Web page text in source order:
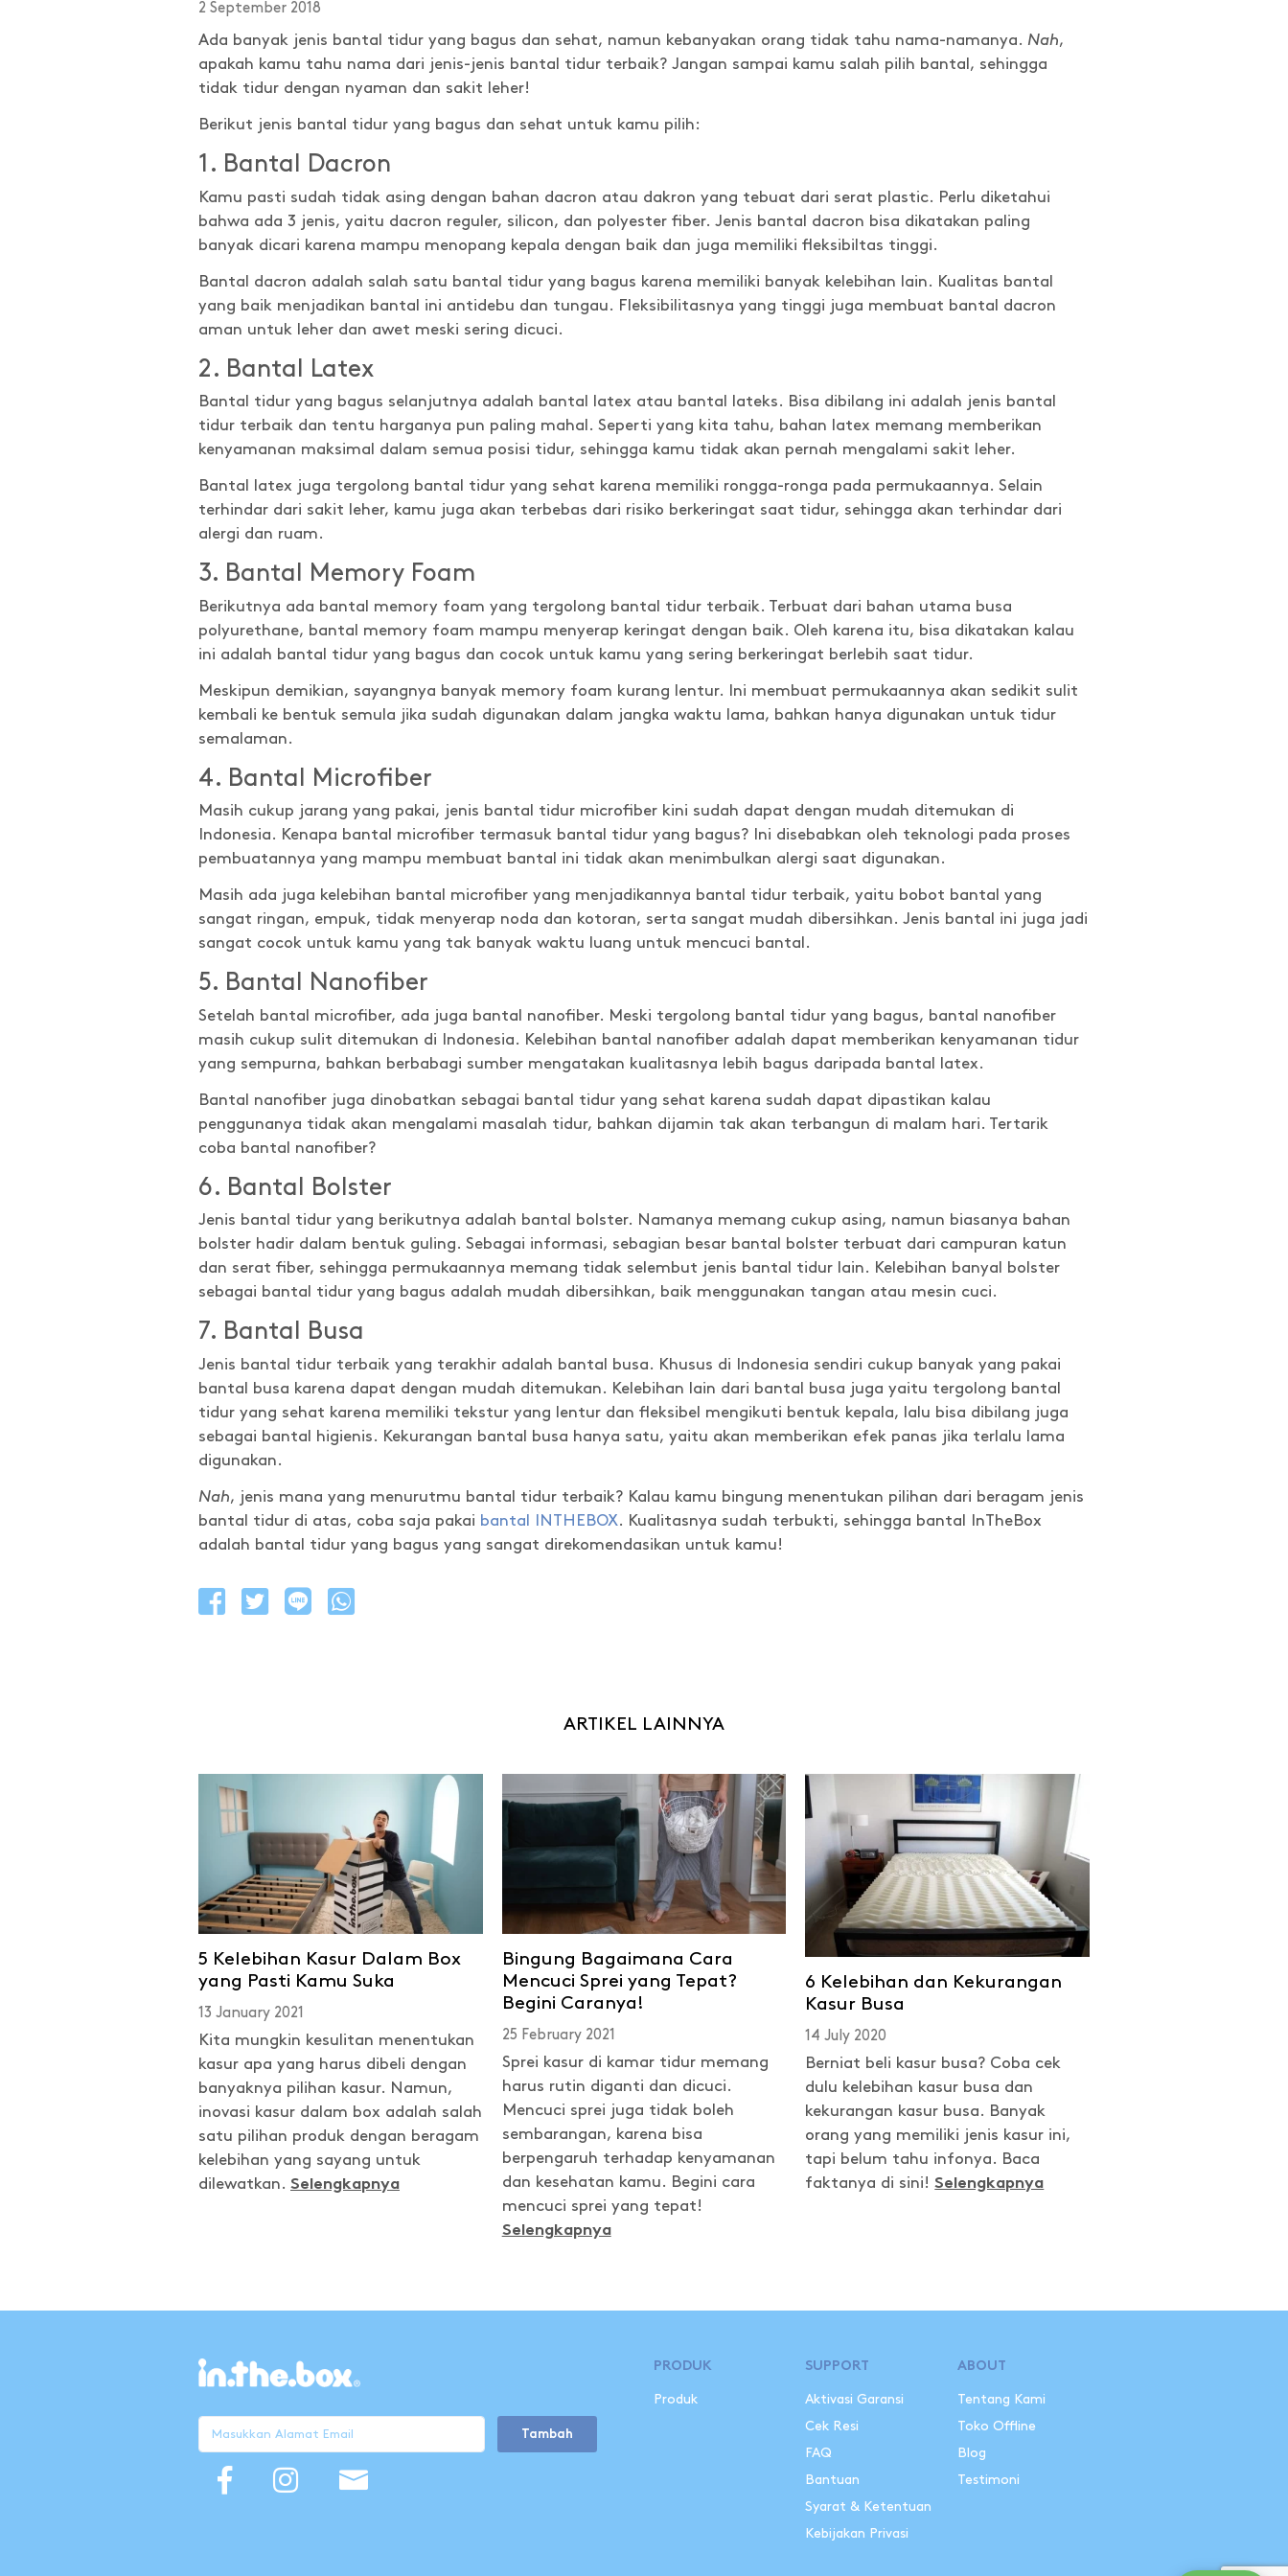
2 September 2018
Ada banyak jenis bantal tidur yang bagus dan sehat, namun kebanyakan orang tidak tahu nama-namanya. Nah,
apakah kamu tahu nama dari jenis-jenis bantal tidur terbaik? Jangan sampai kamu salah pilih bantal, sehingga
tidak tidur dengan nyaman dan sakit leher!
Berikut jenis bantal tidur yang bagus dan sehat untuk kamu pilih:
1. Bantal Dacron
Kamu pasti sudah tidak asing dengan bahan dacron atau dakron yang tebuat dari serat plastic. Perlu diketahui
bahwa ada 3 jenis, yaitu dacron reguler, silicon, dan polyester fiber. Jenis bantal dacron bisa dikatakan paling
banyak dicari karena mampu menopang kepala dengan baik dan juga memiliki fleksibiltas tinggi.
Bantal dacron adalah salah satu bantal tidur yang bagus karena memiliki banyak kelebihan lain. Kualitas bantal
yang baik menjadikan bantal ini antidebu dan tungau. Fleksibilitasnya yang tinggi juga membuat bantal dacron
aman untuk leher dan awet meski sering dicuci.
2. Bantal Latex
Bantal tidur yang bagus selanjutnya adalah bantal latex atau bantal lateks. Bisa dibilang ini adalah jenis bantal
tidur terbaik dan tentu harganya pun paling mahal. Seperti yang kita tahu, bahan latex memang memberikan
kenyamanan maksimal dalam semua posisi tidur, sehingga kamu tidak akan pernah mengalami sakit leher.
Bantal latex juga tergolong bantal tidur yang sehat karena memiliki rongga-ronga pada permukaannya. Selain
terhindar dari sakit leher, kamu juga akan terbebas dari risiko berkeringat saat tidur, sehingga akan terhindar dari
alergi dan ruam.
3. Bantal Memory Foam
Berikutnya ada bantal memory foam yang tergolong bantal tidur terbaik. Terbuat dari bahan utama busa
polyurethane, bantal memory foam mampu menyerap keringat dengan baik. Oleh karena itu, bisa dikatakan kalau
ini adalah bantal tidur yang bagus dan cocok untuk kamu yang sering berkeringat berlebih saat tidur.
Meskipun demikian, sayangnya banyak memory foam kurang lentur. Ini membuat permukaannya akan sedikit sulit
kembali ke bentuk semula jika sudah digunakan dalam jangka waktu lama, bahkan hanya digunakan untuk tidur
semalaman.
4. Bantal Microfiber
Masih cukup jarang yang pakai, jenis bantal tidur microfiber kini sudah dapat dengan mudah ditemukan di
Indonesia. Kenapa bantal microfiber termasuk bantal tidur yang bagus? Ini disebabkan oleh teknologi pada proses
pembuatannya yang mampu membuat bantal ini tidak akan menimbulkan alergi saat digunakan.
Masih ada juga kelebihan bantal microfiber yang menjadikannya bantal tidur terbaik, yaitu bobot bantal yang
sangat ringan, empuk, tidak menyerap noda dan kotoran, serta sangat mudah dibersihkan. Jenis bantal ini juga jadi
sangat cocok untuk kamu yang tak banyak waktu luang untuk mencuci bantal.
5. Bantal Nanofiber
Setelah bantal microfiber, ada juga bantal nanofiber. Meski tergolong bantal tidur yang bagus, bantal nanofiber
masih cukup sulit ditemukan di Indonesia. Kelebihan bantal nanofiber adalah dapat memberikan kenyamanan tidur
yang sempurna, bahkan berbabagi sumber mengatakan kualitasnya lebih bagus daripada bantal latex.
Bantal nanofiber juga dinobatkan sebagai bantal tidur yang sehat karena sudah dapat dipastikan kalau
penggunanya tidak akan mengalami masalah tidur, bahkan dijamin tak akan terbangun di malam hari. Tertarik
coba bantal nanofiber?
6. Bantal Bolster
Jenis bantal tidur yang berikutnya adalah bantal bolster. Namanya memang cukup asing, namun biasanya bahan
bolster hadir dalam bentuk guling. Sebagai informasi, sebagian besar bantal bolster terbuat dari campuran katun
dan serat fiber, sehingga permukaannya memang tidak selembut jenis bantal tidur lain. Kelebihan banyal bolster
sebagai bantal tidur yang bagus adalah mudah dibersihkan, baik menggunakan tangan atau mesin cuci.
7. Bantal Busa
Jenis bantal tidur terbaik yang terakhir adalah bantal busa. Khusus di Indonesia sendiri cukup banyak yang pakai
bantal busa karena dapat dengan mudah ditemukan. Kelebihan lain dari bantal busa juga yaitu tergolong bantal
tidur yang sehat karena memiliki tekstur yang lentur dan fleksibel mengikuti bentuk kepala, lalu bisa dibilang juga
sebagai bantal higienis. Kekurangan bantal busa hanya satu, yaitu akan memberikan efek panas jika terlalu lama
digunakan.
Nah, jenis mana yang menurutmu bantal tidur terbaik? Kalau kamu bingung menentukan pilihan dari beragam jenis
bantal tidur di atas, coba saja pakai bantal INTHEBOX. Kualitasnya sudah terbukti, sehingga bantal InTheBox
adalah bantal tidur yang bagus yang sangat direkomendasikan untuk kamu!
ARTIKEL LAINNYA
5 Kelebihan Kasur Dalam Box
yang Pasti Kamu Suka
13 January 2021
Kita mungkin kesulitan menentukan
kasur apa yang harus dibeli dengan
banyaknya pilihan kasur. Namun,
inovasi kasur dalam box adalah salah
satu pilihan produk dengan beragam
kelebihan yang sayang untuk
dilewatkan. Selengkapnya
Bingung Bagaimana Cara
Mencuci Sprei yang Tepat?
Begini Caranya!
25 February 2021
Sprei kasur di kamar tidur memang
harus rutin diganti dan dicuci.
Mencuci sprei juga tidak boleh
sembarangan, karena bisa
berpengaruh terhadap kenyamanan
dan kesehatan kamu. Begini cara
mencuci sprei yang tepat!
Selengkapnya
6 Kelebihan dan Kekurangan
Kasur Busa
14 July 2020
Berniat beli kasur busa? Coba cek
dulu kelebihan kasur busa dan
kekurangan kasur busa. Banyak
orang yang memiliki jenis kasur ini,
tapi belum tahu infonya. Baca
faktanya di sini!Selengkapnya
Tambah
PRODUK
Produk
SUPPORT
Aktivasi Garansi
Cek Resi
FAQ
Bantuan
Syarat & Ketentuan
Kebijakan Privasi
ABOUT
Tentang Kami
Toko Offline
Blog
Testimoni